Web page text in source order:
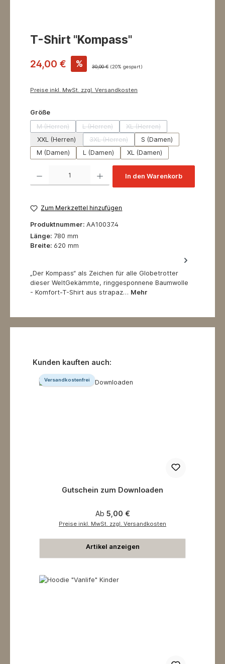
T-Shirt "Kompass"
24,00 € % 30,00 € (20% gespart)
Preise inkl. MwSt. zzgl. Versandkosten
Größeauswählen
M (Herren)
(Diese Option ist zurzeit nicht verfügbar.)
L (Herren)
(Diese Option ist zurzeit nicht verfügbar.)
XL (Herren)
(Diese Option ist zurzeit
XXL (Herren) 3XL (Herren)
(Diese Option ist zurzeit nicht verfügbar.)
S (Damen)
M (Damen)
L (Damen) XL (Damen)
In den Warenkorb
Zum Merkzettel hinzufügen
Produktnummer: AA10037.4
Länge: 780 mm
Breite: 620 mm
„Der Kompass“ als Zeichen für alle Globetrotter
dieser WeltGekämmte, ringgesponnene Baumwolle
- Komfort-T-Shirt aus strapaz… Mehr
Produktgalerie überspringen
Kunden kauften auch:
Versandkostenfrei
Gutschein zum Downloaden
Regulärer Preis:
Ab 5,00 €
Preise inkl. MwSt. zzgl. Versandkosten
Artikel anzeigen